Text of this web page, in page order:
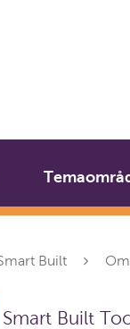
Built
Smart Built